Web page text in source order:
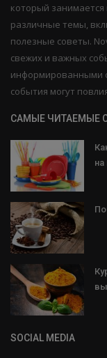
который занимается
различные темы,
полезные советы.
свежих и важных
информированными
события могут
САМЫЕ ЧИТАЕМЫЕ
SOCIAL MEDIA